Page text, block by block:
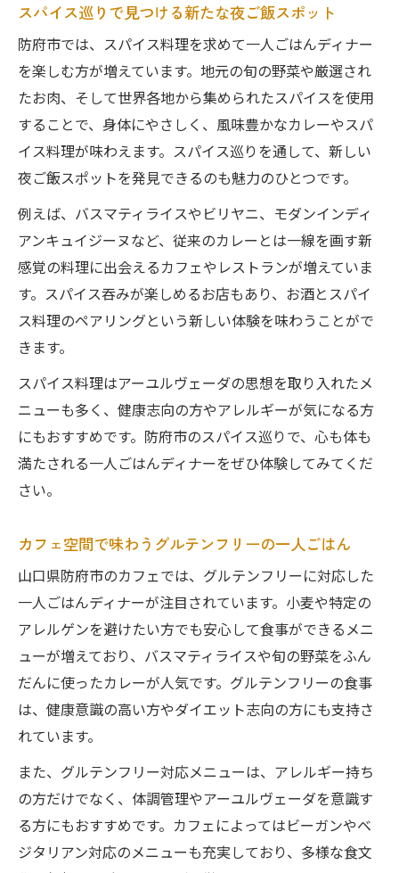
スパイス巡りで見つける新たな夜ご飯スポット
防府市では、スパイス料理を求めて一人ごはんディナー
を楽しむ方が増えています。地元の旬の野菜や厳選され
たお肉、そして世界各地から集められたスパイスを使用
することで、身体にやさしく、風味豊かなカレーやスパ
イス料理が味わえます。スパイス巡りを通して、新しい
夜ご飯スポットを発見できるのも魅力のひとつです。
例えば、バスマティライスやビリヤニ、モダンインディ
アンキュイジーヌなど、従来のカレーとは一線を画す新
感覚の料理に出会えるカフェやレストランが増えていま
す。スパイス吞みが楽しめるお店もあり、お酒とスパイ
ス料理のペアリングという新しい体験を味わうことがで
きます。
スパイス料理はアーユルヴェーダの思想を取り入れたメ
ニューも多く、健康志向の方やアレルギーが気になる方
にもおすすめです。防府市のスパイス巡りで、心も体も
満たされる一人ごはんディナーをぜひ体験してみてくだ
さい。
カフェ空間で味わうグルテンフリーの一人ごはん
山口県防府市のカフェでは、グルテンフリーに対応した
一人ごはんディナーが注目されています。小麦や特定の
アレルゲンを避けたい方でも安心して食事ができるメニ
ューが増えており、バスマティライスや旬の野菜をふん
だんに使ったカレーが人気です。グルテンフリーの食事
は、健康意識の高い方やダイエット志向の方にも支持さ
れています。
また、グルテンフリー対応メニューは、アレルギー持ち
の方だけでなく、体調管理やアーユルヴェーダを意識す
る方にもおすすめです。カフェによってはビーガンやベ
ジタリアン対応のメニューも充実しており、多様な食文